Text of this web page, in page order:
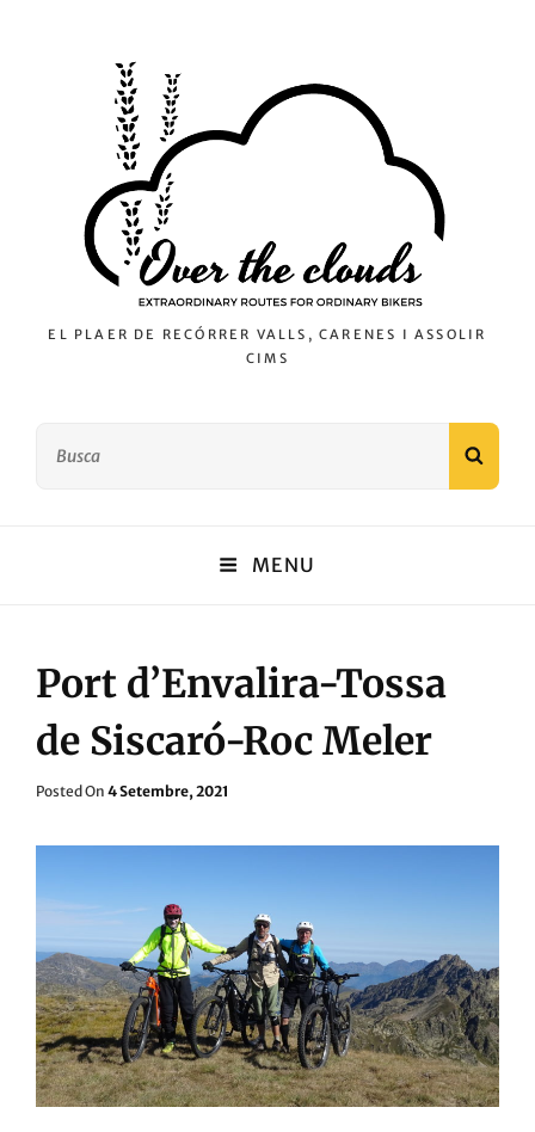
EL PLAER DE RECÓRRER VALLS, CARENES I ASSOLIR
CIMS
MENU
Port d’Envalira-Tossa
de Siscaró-Roc Meler
Posted On Posted
4 Setembre, 2021